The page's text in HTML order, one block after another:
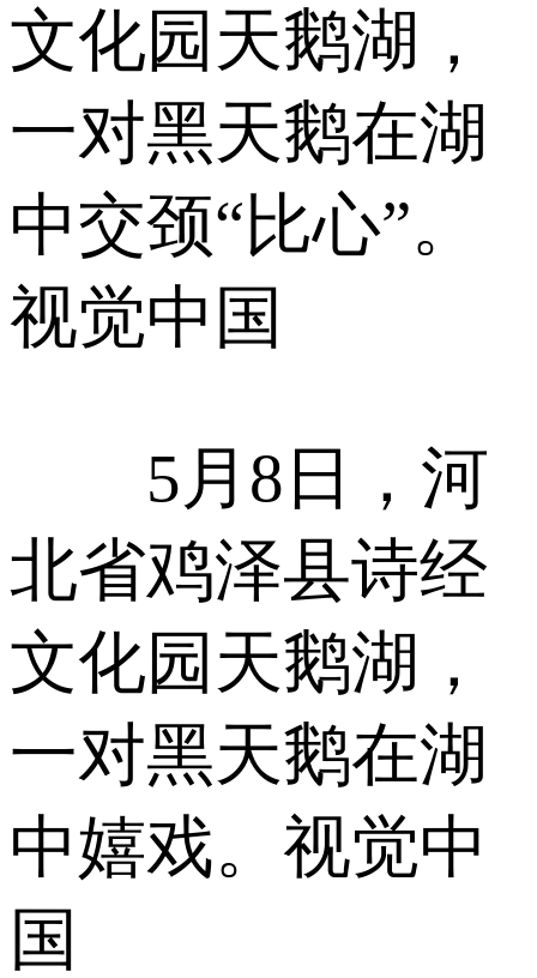
文化园天鹅湖，
一对黑天鹅在湖
中交颈“比心”。
视觉中国
5月8日，河
北省鸡泽县诗经
文化园天鹅湖，
一对黑天鹅在湖
中嬉戏。视觉中
国